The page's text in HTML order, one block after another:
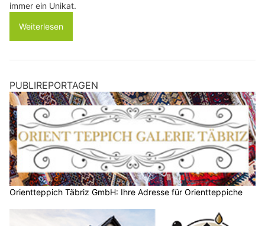
immer ein Unikat.
Weiterlesen
PUBLIREPORTAGEN
Orientteppich Täbriz GmbH: Ihre Adresse für Orientteppiche